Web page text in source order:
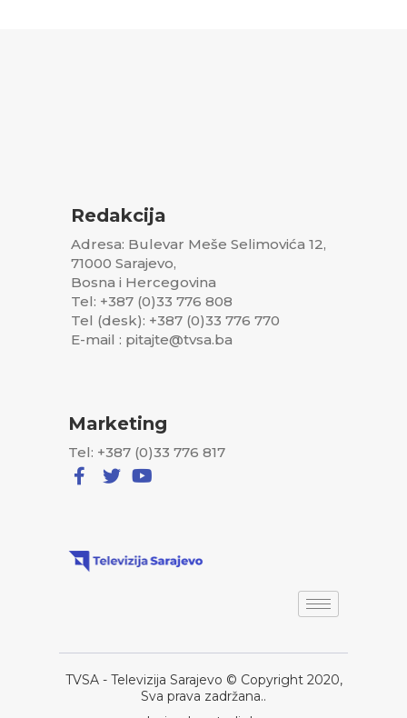
Redakcija
Adresa: Bulevar Meše Selimovića 12,
71000 Sarajevo,
Bosna i Hercegovina
Tel: +387 (0)33 776 808
Tel (desk): +387 (0)33 776 770
E-mail : pitajte@tvsa.ba
Marketing
Tel: +387 (0)33 776 817
TVSA - Televizija Sarajevo © Copyright 2020,
Sva prava zadržana..